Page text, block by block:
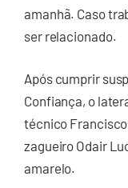
amanhã. Caso
ser relacionado.
Após cumprir
Confiança, o
técnico Francisco
zagueiro Odair
amarelo.